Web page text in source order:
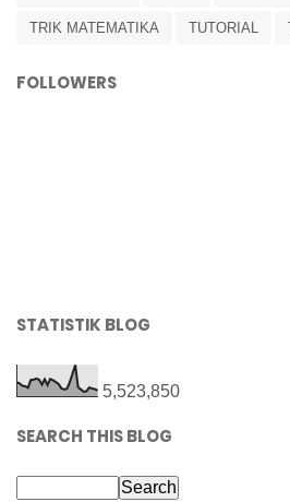
TRIK MATEMATIKA TUTORIAL
FOLLOWERS
STATISTIK BLOG
5,523,850
SEARCH THIS BLOG